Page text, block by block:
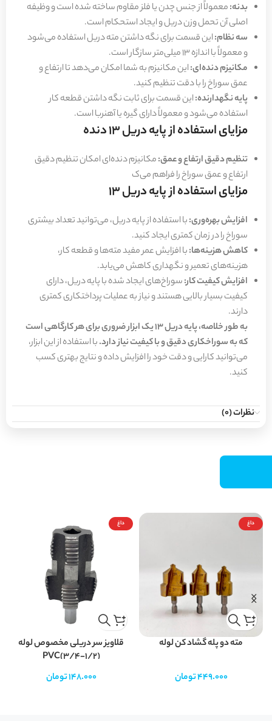
بدنه:معمولاً از جنس چدن یا فلز مقاوم ساخته شده است و وظیفه
اصلی آن تحمل وزن دریل و ایجاد استحکام است.
سه نظام:این قسمت برای نگه داشتن مته دریل استفاده می‌شود
و معمولاً با اندازه 13 میلی‌متر سازگار است.
مکانیزم دنده‌ای:این مکانیزم به شما امکان می‌دهد تا ارتفاع و
عمق سوراخ را با دقت تنظیم کنید.
پایه نگهدارنده:این قسمت برای ثابت نگه داشتن قطعه کار
استفاده می‌شود و معمولاً دارای گیره یا آهنربا است.
مزایای استفاده از پایه دریل 13 دنده
تنظیم دقیق ارتفاع و عمق:مکانیزم دنده‌ای امکان تنظیم دقیق
ارتفاع و عمق سوراخ را فراهم می‌ک
مزایای استفاده از پایه دریل 13
افزایش بهره‌وری:با استفاده از پایه دریل، می‌توانید تعداد بیشتری
سوراخ را در زمان کمتری ایجاد کنید.
کاهش هزینه‌ها:با افزایش عمر مفید مته‌ها و قطعه کار،
هزینه‌های تعمیر و نگهداری کاهش می‌یابد.
افزایش کیفیت کار:سوراخ‌های ایجاد شده با پایه دریل، دارای
کیفیت بسیار بالایی هستند و نیاز به عملیات پرداختکاری کمتری
دارند.
به طور خلاصه، پایه دریل 13 یک ابزار ضروری برای هر کارگاهی است
که به سوراخکاری دقیق و با کیفیت نیاز دارد.با استفاده از این ابزار،
می‌توانید کارایی و دقت خود را افزایش داده و نتایج بهتری کسب
کنید.
نظرات (0)
داغ
مته دو پله گشاد کن لوله
449.000تومان
داغ
قلاویز سر دریلی مخصوص لوله
PVC(3/4-1/2)
148.000تومان